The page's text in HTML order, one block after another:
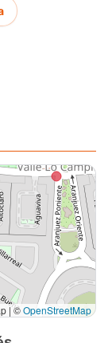
con espacios
farmacias,
Mall Plaza
de
| ©OpenStreetMap